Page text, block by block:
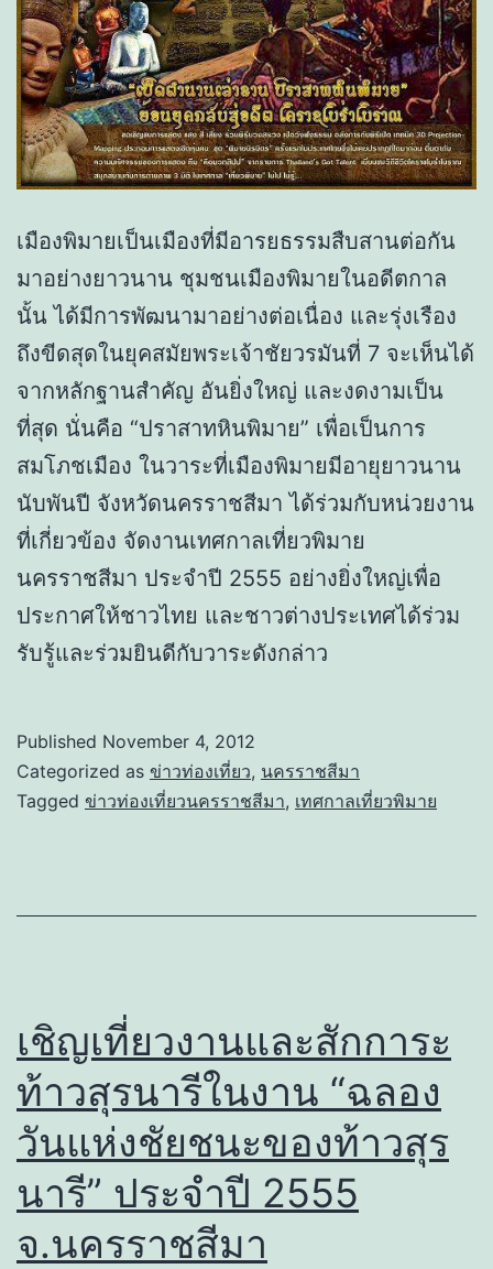
เมืองพิมายเป็นเมืองที่มีอารยธรรมสืบสานต่อกัน
มาอย่างยาวนาน ชุมชนเมืองพิมายในอดีตกาล
นั้น ได้มีการพัฒนามาอย่างต่อเนื่อง และรุ่งเรือง
ถึงขีดสุดในยุคสมัยพระเจ้าชัยวรมันที่ 7 จะเห็นได้
จากหลักฐานสำคัญ อันยิ่งใหญ่ และงดงามเป็น
ที่สุด นั่นคือ “ปราสาทหินพิมาย” เพื่อเป็นการ
สมโภชเมือง ในวาระที่เมืองพิมายมีอายุยาวนาน
นับพันปี จังหวัดนครราชสีมา ได้ร่วมกับหน่วยงาน
ที่เกี่ยวข้อง จัดงานเทศกาลเที่ยวพิมาย
นครราชสีมา ประจำปี 2555 อย่างยิ่งใหญ่เพื่อ
ประกาศให้ชาวไทย และชาวต่างประเทศได้ร่วม
รับรู้และร่วมยินดีกับวาระดังกล่าว
Published November 4, 2012
Categorized as ข่าวท่องเที่ยว, นครราชสีมา
Tagged ข่าวท่องเที่ยวนครราชสีมา, เทศกาลเที่ยวพิมาย
เชิญเที่ยวงานและสักการะ
ท้าวสุรนารีในงาน “ฉลอง
วันแห่งชัยชนะของท้าวสุร
นารี” ประจำปี 2555
จ.นครราชสีมา